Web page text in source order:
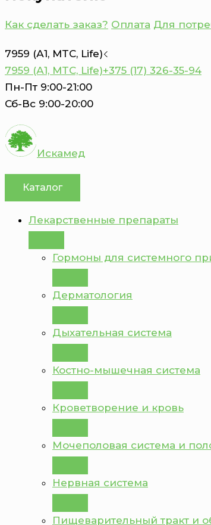
Как сделать заказ? Оплата Для
7959 (А1, MTC, Life)
7959 (А1, MTC, Life)+375 (17) 326-35-94
Пн-Пт 9:00-21:00
Сб-Вс 9:00-20:00
Искамед
Каталог
Лекарственные препараты
Гормоны для системного
Дерматология
Дыхательная система
Костно-мышечная система
Кроветворение и кровь
Мочеполовая система и
Нервная система
Пищеварительный тракт и